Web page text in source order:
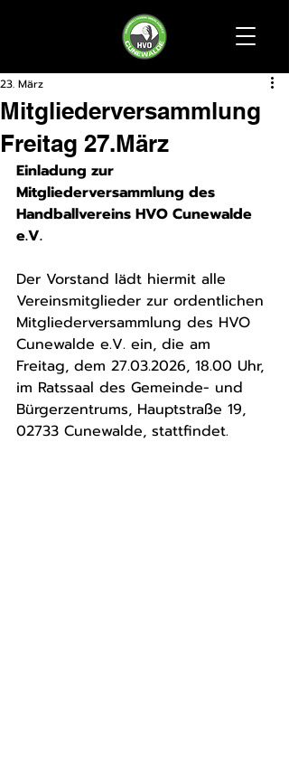
Mitgliederversammlung
Freitag 27.März
23. März
Einladung zur
Mitgliederversammlung des
Handballvereins HVO Cunewalde
e.V.
Der Vorstand lädt hiermit alle
Vereinsmitglieder zur ordentlichen
Mitgliederversammlung des HVO
Cunewalde e.V. ein, die am
Freitag, dem 27.03.2026, 18.00 Uhr,
im Ratssaal des Gemeinde- und
Bürgerzentrums, Hauptstraße 19,
02733 Cunewalde, stattfindet.